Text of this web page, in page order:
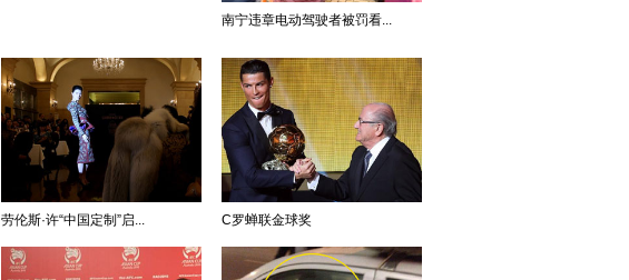
南宁违章电动驾驶者被罚看...
劳伦斯·许“中国定制”启... C罗蝉联金球奖